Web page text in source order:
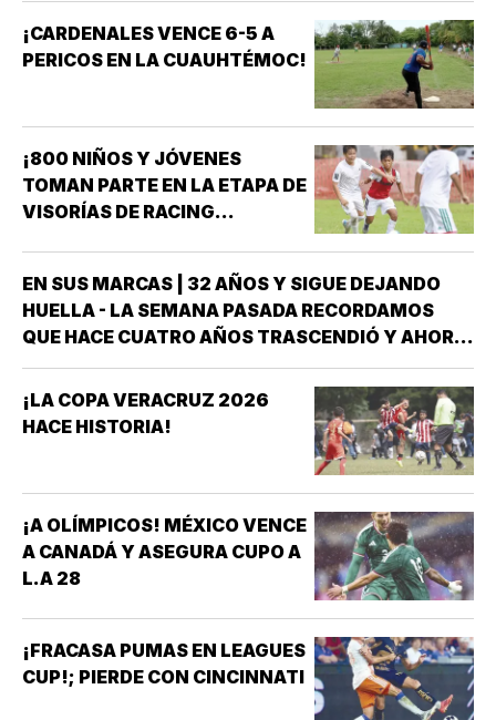
¡CARDENALES VENCE 6-5 A
PERICOS EN LA CUAUHTÉMOC!
¡800 NIÑOS Y JÓVENES
TOMAN PARTE EN LA ETAPA DE
VISORÍAS DE RACING
EN SUS MARCAS | 32 AÑOS Y SIGUE DEJANDO
HUELLA - LA SEMANA PASADA RECORDAMOS
QUE HACE CUATRO AÑOS TRASCENDIÓ Y AHORA
FORMA PARTE DE LA HISTORIA DEL DEPORTE
VERACRUZANO Y DE MÉXICO LA NADADORA DEL
CLUB ACUARIO ANA ROSA GRAHAM BAZÁN *ANA
¡LA COPA VERACRUZ 2026
HACE HISTORIA!
¡A OLÍMPICOS! MÉXICO VENCE
A CANADÁ Y ASEGURA CUPO A
L.A 28
¡FRACASA PUMAS EN LEAGUES
CUP!; PIERDE CON CINCINNATI